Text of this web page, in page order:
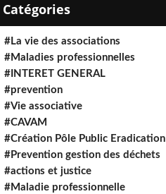
Catégories
#La vie des associations
#Maladies professionnelles
#INTERET GENERAL
#prevention
#Vie associative
#CAVAM
#Création Pôle Public Eradication
#Prevention gestion des déchets
#actions et justice
#Maladie professionnelle